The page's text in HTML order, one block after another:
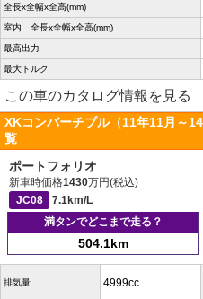
全長x全幅x全高(mm)
室内 全長x全幅x全高(mm)
最高出力
最大トルク
この車のカタログ情報を見る
XKコンバーチブル（11年11月～
覧
ポートフォリオ
新車時価格1430万円(税込)
JC08
7.1km/L
満タンでどこまで走る？
504.1km
排気量 4999cc